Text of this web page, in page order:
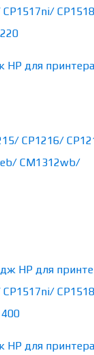
HP для
HP для